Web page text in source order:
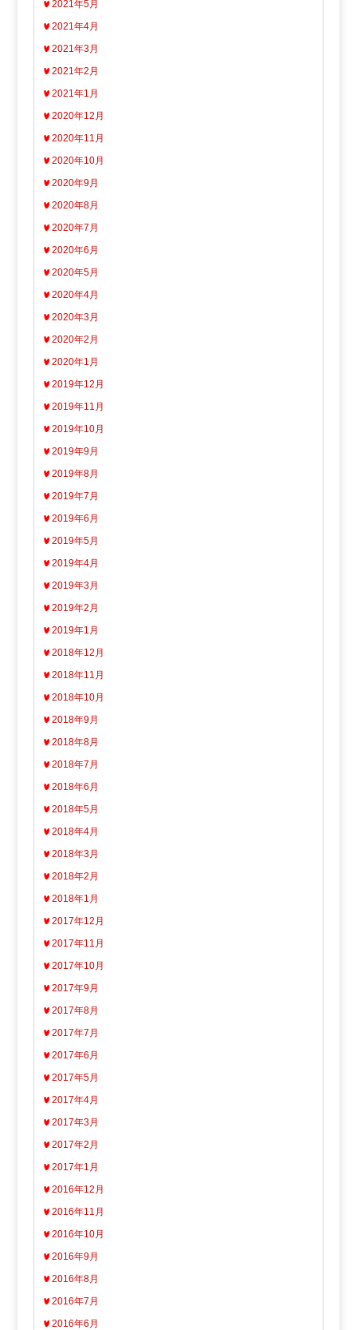
2021年5月
2021年4月
2021年3月
2021年2月
2021年1月
2020年12月
2020年11月
2020年10月
2020年9月
2020年8月
2020年7月
2020年6月
2020年5月
2020年4月
2020年3月
2020年2月
2020年1月
2019年12月
2019年11月
2019年10月
2019年9月
2019年8月
2019年7月
2019年6月
2019年5月
2019年4月
2019年3月
2019年2月
2019年1月
2018年12月
2018年11月
2018年10月
2018年9月
2018年8月
2018年7月
2018年6月
2018年5月
2018年4月
2018年3月
2018年2月
2018年1月
2017年12月
2017年11月
2017年10月
2017年9月
2017年8月
2017年7月
2017年6月
2017年5月
2017年4月
2017年3月
2017年2月
2017年1月
2016年12月
2016年11月
2016年10月
2016年9月
2016年8月
2016年7月
2016年6月